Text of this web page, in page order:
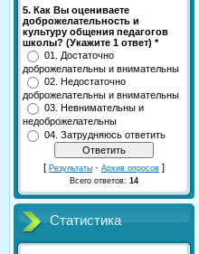
5. Как Вы оцениваете
доброжелательность и
культуру общения педагогов
школы? (Укажите 1 ответ) *
01. Достаточно
доброжелательны и внимательны
02. Недостаточно
доброжелательны и внимательны
03. Невнимательны и
недоброжелательны
04. Затрудняюсь ответить
[ Результаты · Архив опросов ]
Всего ответов: 14
Статистика